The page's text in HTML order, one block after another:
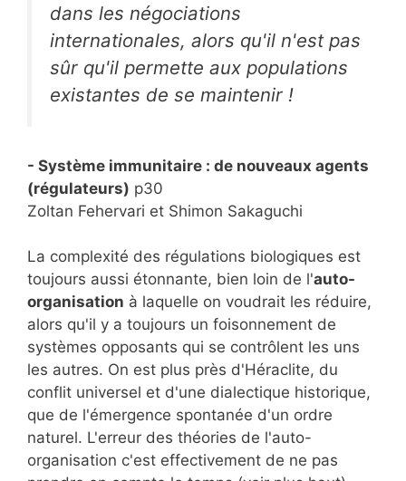
dans les négociations
internationales, alors qu'il n'est pas
sûr qu'il permette aux populations
existantes de se maintenir !
- Système immunitaire : de nouveaux agents
(régulateurs) p30
Zoltan Fehervari et Shimon Sakaguchi
La complexité des régulations biologiques est
toujours aussi étonnante, bien loin de l'auto-
organisation à laquelle on voudrait les réduire,
alors qu'il y a toujours un foisonnement de
systèmes opposants qui se contrôlent les uns
les autres. On est plus près d'Héraclite, du
conflit universel et d'une dialectique historique,
que de l'émergence spontanée d'un ordre
naturel. L'erreur des théories de l'auto-
organisation c'est effectivement de ne pas